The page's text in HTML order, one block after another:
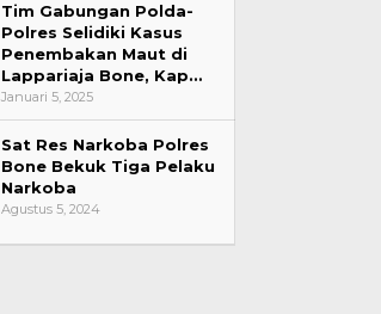
Tim Gabungan Polda-
Polres Selidiki Kasus
Penembakan Maut di
Lappariaja Bone, Kap…
Januari 5, 2025
Sat Res Narkoba Polres
Bone Bekuk Tiga Pelaku
Narkoba
Agustus 5, 2024